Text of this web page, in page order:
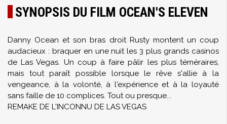
SYNOPSIS DU FILM OCEAN'S ELEVEN
Danny Ocean et son bras droit Rusty montent un coup
audacieux : braquer en une nuit les 3 plus grands casinos
de Las Vegas. Un coup à faire pâlir les plus téméraires,
mais tout paraît possible lorsque le rêve s'allie à la
vengeance, à la volonté, à l'expérience et à la loyauté
sans faille de 10 complices. Tout ou presque...
REMAKE DE L'INCONNU DE LAS VEGAS